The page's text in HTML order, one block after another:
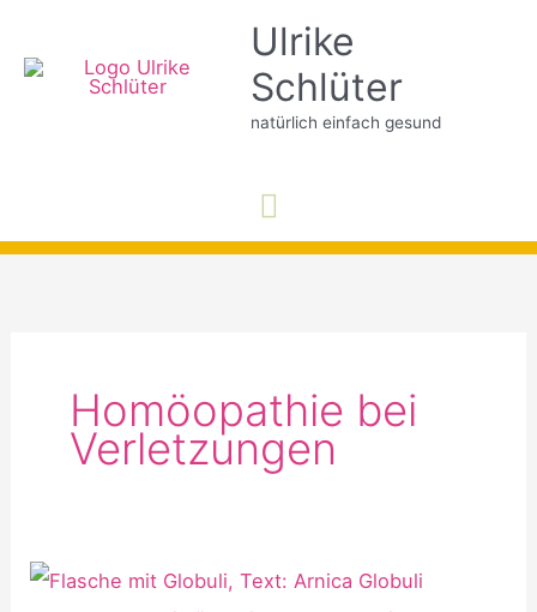
Inhalt
Ulrike
Schlüter
natürlich einfach gesund
Hauptmenü
Homöopathie bei
Verletzungen